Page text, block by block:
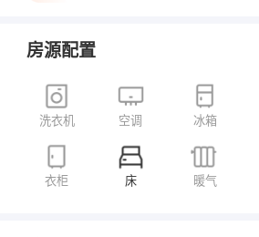
房源配置
洗衣机 空调 冰箱
衣柜 床 暖气